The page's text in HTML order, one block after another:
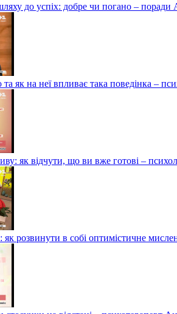
до успіх: добре чи погано –
як на неї впливає така поведінка –
як відчути, що ви вже готові –
розвинути в собі оптимістичне